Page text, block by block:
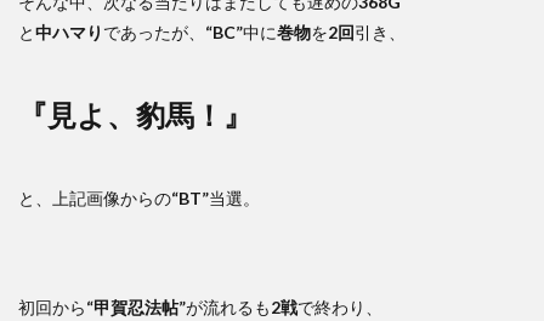
と中ハマり であったが、 “BC”中に巻物を2回引き、
『見よ、豹馬！』
と、上記画像からの“BT”当選。
初回から“甲賀忍法帖”が流れるも2戦で終わり、